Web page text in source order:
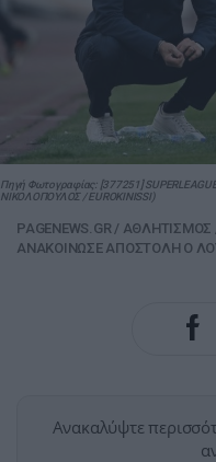
Πηγή Φωτογραφίας: [377251]
ΝΙΚΟΛΟΠΟΥΛΟΣ / EUROKINISSI)
PAGENEWS.GR / ΑΘΛΗΤΙΣΜΟΣ
ΑΝΑΚΟΙΝΩΣΕ ΑΠΟΣΤΟΛΗ Ο
Ανακαλύψτε